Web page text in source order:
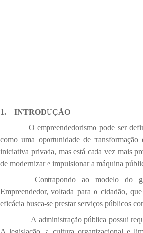
1.
INTRODUÇÃO
O empreendedorismo pode ser
como uma oportunidade de
iniciativa privada, mas está cada vez mais
de modernizar e impulsionar a máquina
Contrapondo ao modelo do
Empreendedor, voltada para o cidadão,
eficácia busca-se prestar serviços públicos
A administração pública possui
A legislação, a cultura organizacional e